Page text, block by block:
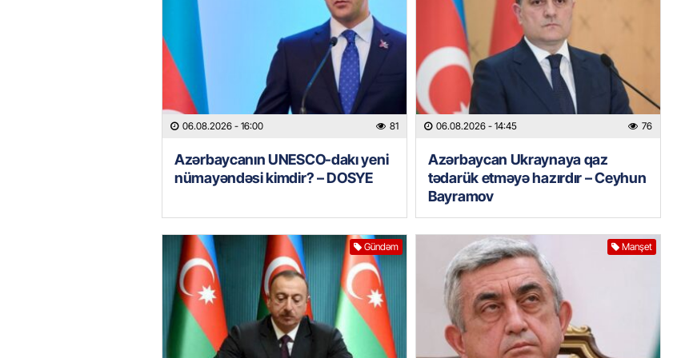
06.08.2026 - 16:00 81
Azərbaycanın UNESCO-dakı yeni
nümayəndəsi kimdir? – DOSYE
06.08.2026 - 14:45 76
Azərbaycan Ukraynaya qaz
tədarük etməyə hazırdır – Ceyhun
Bayramov
Gündəm Manşet